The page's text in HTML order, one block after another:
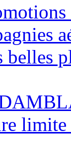
belles
limite